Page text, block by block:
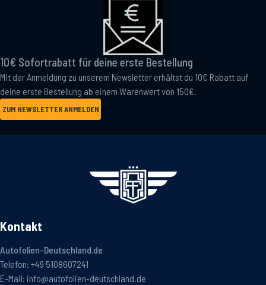
10€ Sofortrabatt für deine erste Bestellung
Mit der Anmeldung zu unserem Newsletter erhältst du 10€ Rabatt auf
deine erste Bestellung ab einem Warenwert von 150€.
ZUM NEWSLETTER ANMELDEN
Kontakt
Autofolien-Deutschland.de
Telefon: +49 5108607241
E-Mail: info@autofolien-deutschland.de